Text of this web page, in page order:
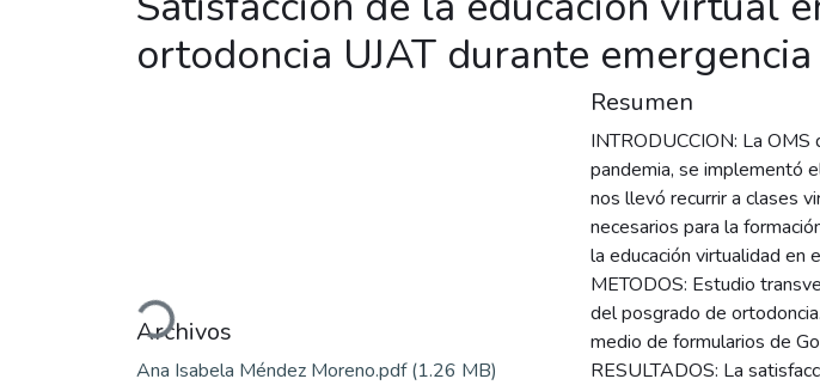
ortodoncia UJAT durante
Cargando...
Archivos
Ana Isabela Méndez Moreno.pdf(1.26 MB)
Resumen
INTRODUCCION: La OMS
pandemia, se implementó
nos llevó recurrir a clases
necesarios para la
la educación virtualidad en
METODOS: Estudio
del posgrado de
medio de formularios de
RESULTADOS: La